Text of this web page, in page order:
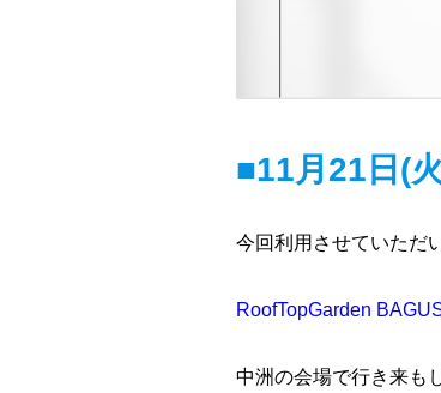
■11月21日(
今回利用させていただ
RoofTopGarden
中洲の会場で行き来も